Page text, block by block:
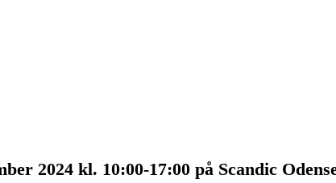
2024 kl. 10:00-17:00 på Scandic